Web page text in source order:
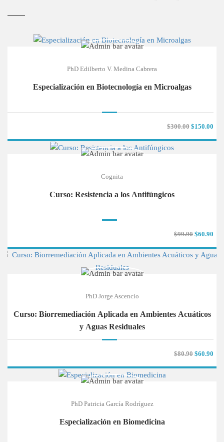
PhD Edilberto V. Medina Cabrera
Especialización en Biotecnología en Microalgas
$300.00 $150.00
Cognita
Curso: Resistencia a los Antifúngicos
$99.90 $60.90
PhD Jorge Ascencio
Curso: Biorremediación Aplicada en Ambientes Acuáticos
y Aguas Residuales
$80.90 $60.90
PhD Patricia García Rodríguez
Especialización en Biomedicina